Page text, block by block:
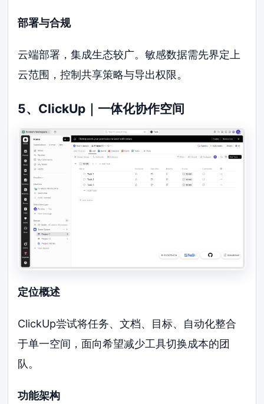
部署与合规
云端部署，集成生态较广。敏感数据需先界定上
云范围，控制共享策略与导出权限。
5、ClickUp｜一体化协作空间
定位概述
ClickUp尝试将任务、文档、目标、自动化整合
于单一空间，面向希望减少工具切换成本的团
队。
功能架构